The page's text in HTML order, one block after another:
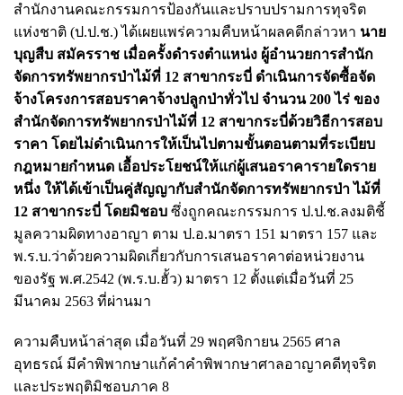
สำนักงานคณะกรรมการป้องกันและปราบปรามการทุจริต
แห่งชาติ (ป.ป.ช.) ได้เผยแพร่ความคืบหน้าผลคดีกล่าวหา นาย
บุญสืบ สมัครราช เมื่อครั้งดำรงตำแหน่ง ผู้อำนวยการสำนัก
จัดการทรัพยากรป่าไม้ที่ 12 สาขากระบี่ ดำเนินการจัดซื้อจัด
จ้างโครงการสอบราคาจ้างปลูกป่าทั่วไป จำนวน 200 ไร่ ของ
สำนักจัดการทรัพยากรป่าไม้ที่ 12 สาขากระบี่ด้วยวิธีการสอบ
ราคา โดยไม่ดำเนินการให้เป็นไปตามขั้นตอนตามที่ระเบียบ
กฎหมายกำหนด เอื้อประโยชน์ให้แก่ผู้เสนอราคารายใดราย
หนึ่ง ให้ได้เข้าเป็นคู่สัญญากับสำนักจัดการทรัพยากรป่า ไม้ที่
12 สาขากระบี่ โดยมิชอบ ซึ่งถูกคณะกรรมการ​ ป.ป.ช.​ลงมติชี้
มูลความผิดทางอาญา ตาม​ ป.อ.​มาตรา 151 มาตรา 157 และ
พ.ร.บ.ว่าด้วยความผิดเกี่ยวกับการเสนอราคาต่อหน่วยงาน
ของรัฐ พ.ศ.2542 (พ.ร.บ.ฮั้ว) มาตรา 12 ตั้งแต่เมื่อวันที่ 25
มีนาคม 2563 ที่ผ่านมา
ความคืบหน้าล่าสุด เมื่อวันที่ 29 พฤศจิกายน 2565 ศาล
อุทธรณ์ มีคำพิพากษาแก้คำคำพิพากษาศาลอาญาคดีทุจริต
และประพฤติมิชอบภาค 8